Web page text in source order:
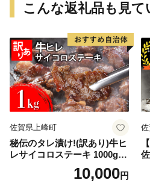
こんな返礼品も見て
佐賀県上峰町
秘伝のタレ漬け!(訳あり)牛ヒ
レサイコロステーキ 1000g
10,000円